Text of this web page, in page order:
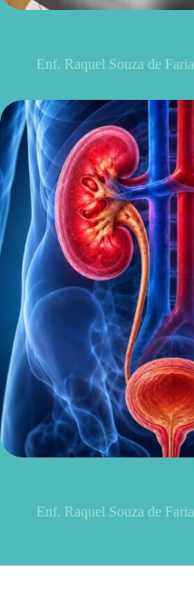
Enf. Raquel Souza de Faria
Enf. Raquel Souza de Faria